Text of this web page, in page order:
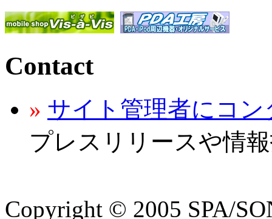
Contact
» サイト管理者にコン
プレスリリースや情
Copyright © 2005 SPA/